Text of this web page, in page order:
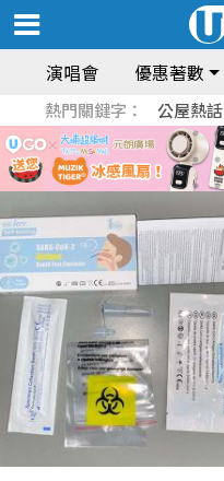
演唱會 優惠著數
熱門關鍵字： 公屋熱話